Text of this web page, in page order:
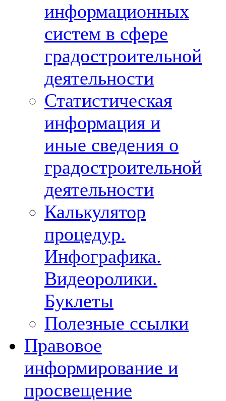
информационных
систем в сфере
градостроительной
деятельности
Статистическая
информация и
иные сведения о
градостроительной
деятельности
Калькулятор
процедур.
Инфографика.
Видеоролики.
Буклеты
Полезные ссылки
Правовое
информирование и
просвещение